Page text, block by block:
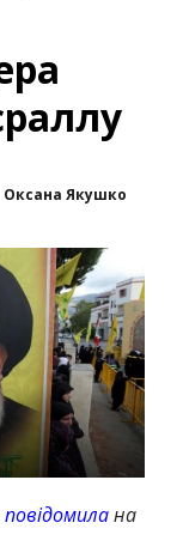
Оксана Якушко
повідомилана